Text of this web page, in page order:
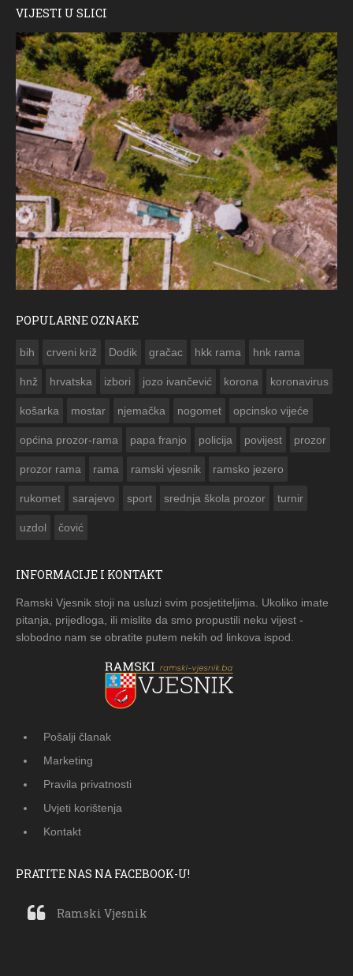
VIJESTI U SLICI
POPULARNE OZNAKE
bih crveni križ Dodik gračac hkk rama hnk rama
hnž hrvatska izbori jozo ivančević korona koronavirus
košarka mostar njemačka nogomet opcinsko vijeće
općina prozor-rama papa franjo policija povijest prozor
prozor rama rama ramski vjesnik ramsko jezero
rukomet sarajevo sport srednja škola prozor turnir
uzdol čović
INFORMACIJE I KONTAKT
Ramski Vjesnik stoji na usluzi svim posjetiteljima. Ukoliko imate
pitanja, prijedloga, ili mislite da smo propustili neku vijest -
slobodno nam se obratite putem nekih od linkova ispod.
Pošalji članak
Marketing
Pravila privatnosti
Uvjeti korištenja
Kontakt
PRATITE NAS NA FACEBOOK-U!
Ramski Vjesnik